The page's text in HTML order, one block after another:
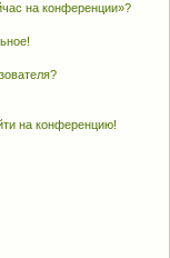
на конференции»?
на конференцию!